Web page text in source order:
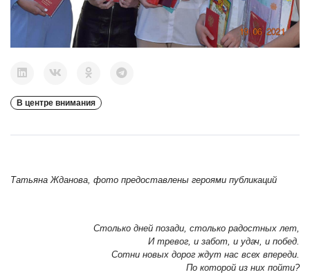
В центре внимания
Татьяна Жданова, фото предоставлены героями публикаций
Столько дней позади, столько радостных лет,
И тревог, и забот, и удач, и побед.
Сотни новых дорог ждут нас всех впереди.
По которой из них пойти?